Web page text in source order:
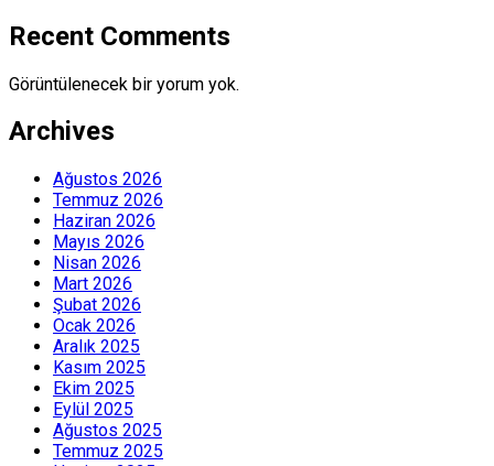
Recent Comments
Görüntülenecek bir yorum yok.
Archives
Ağustos 2026
Temmuz 2026
Haziran 2026
Mayıs 2026
Nisan 2026
Mart 2026
Şubat 2026
Ocak 2026
Aralık 2025
Kasım 2025
Ekim 2025
Eylül 2025
Ağustos 2025
Temmuz 2025